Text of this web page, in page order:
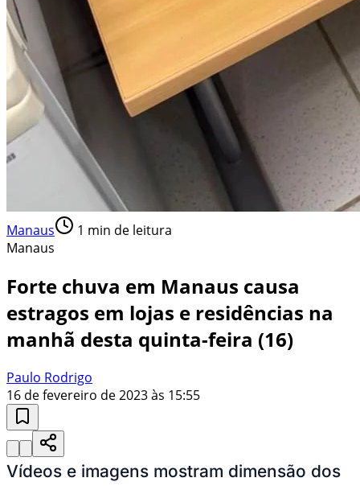
Manaus 1 min de leitura
Manaus
Forte chuva em Manaus causa
estragos em lojas e residências na
manhã desta quinta-feira (16)
Paulo Rodrigo
16 de fevereiro de 2023 às 15:55
Vídeos e imagens mostram dimensão dos